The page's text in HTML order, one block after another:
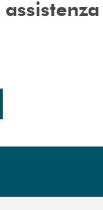
assistenza